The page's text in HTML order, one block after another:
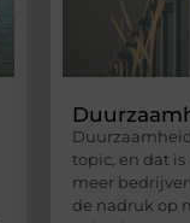
topic, en dat
meer
de nadruk op